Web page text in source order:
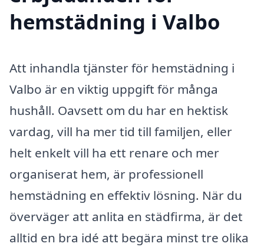
hemstädning i Valbo
Att inhandla tjänster för hemstädning i
Valbo är en viktig uppgift för många
hushåll. Oavsett om du har en hektisk
vardag, vill ha mer tid till familjen, eller
helt enkelt vill ha ett renare och mer
organiserat hem, är professionell
hemstädning en effektiv lösning. När du
överväger att anlita en städfirma, är det
alltid en bra idé att begära minst tre olika